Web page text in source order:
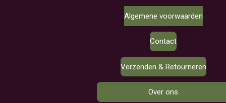
Algemene voorwaarden
Contact
Verzenden & Retourneren
Over ons